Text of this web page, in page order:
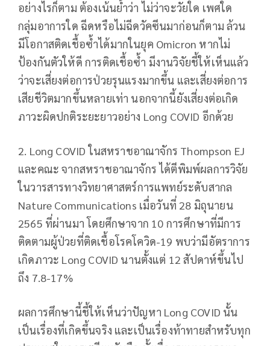
อย่างไรก็ตาม ต้องเน้นย้ำว่า ไม่ว่าจะวัยใด เพศใด
กลุ่มอาการใด ฉีดหรือไม่ฉีดวัคซีนมาก่อนก็ตาม ล้วน
มีโอกาสติดเชื้อซ้ำได้มากในยุค Omicron หากไม่
ป้องกันตัวให้ดี การติดเชื้อซ้ำ มีงานวิจัยชี้ให้เห็นแล้ว
ว่าจะเสี่ยงต่อการป่วยรุนแรงมากขึ้น และเสี่ยงต่อการ
เสียชีวิตมากขึ้นหลายเท่า นอกจากนี้ยังเสี่ยงต่อเกิด
ภาวะผิดปกติระยะยาวอย่าง Long COVID อีกด้วย
2. Long COVID ในสหราชอาณาจักร Thompson EJ
และคณะ จากสหราชอาณาจักร ได้ตีพิมพ์ผลการวิจัย
ในวารสารทางวิทยาศาสตร์การแพทย์ระดับสากล
Nature Communications เมื่อวันที่ 28 มิถุนายน
2565 ที่ผ่านมา โดยศึกษาจาก 10 การศึกษาที่มีการ
ติดตามผู้ป่วยที่ติดเชื้อโรคโควิด-19 พบว่ามีอัตราการ
เกิดภาวะ Long COVID นานตั้งแต่ 12 สัปดาห์ขึ้นไป
ถึง 7.8-17%
ผลการศึกษานี้ชี้ให้เห็นว่าปัญหา Long COVID นั้น
เป็นเรื่องที่เกิดขึ้นจริง และเป็นเรื่องท้าทายสำหรับทุก